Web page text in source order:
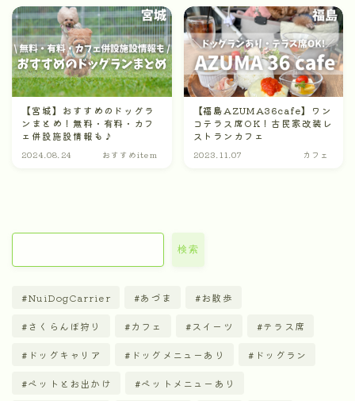
【宮城】おすすめのドッグラ
ンまとめ！無料・有料・カフ
ェ併設施設情報も♪
2024.08.24 おすすめitem
【福島AZUMA36cafe】ワン
コテラス席OK！古民家改装レ
ストランカフェ
2023.11.07 カフェ
検索
NuiDogCarrier あづま お散歩
さくらんぼ狩り カフェ スイーツ テラス席
ドッグキャリア ドッグメニューあり ドッグラン
ペットとお出かけ ペットメニューあり